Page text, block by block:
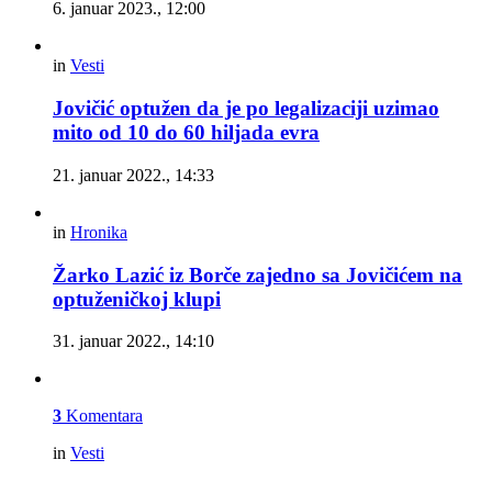
6. januar 2023., 12:00
in Vesti
Jovičić optužen da je po legalizaciji uzimao
mito od 10 do 60 hiljada evra
21. januar 2022., 14:33
in Hronika
Žarko Lazić iz Borče zajedno sa Jovičićem na
optuženičkoj klupi
31. januar 2022., 14:10
3 Komentara
in Vesti